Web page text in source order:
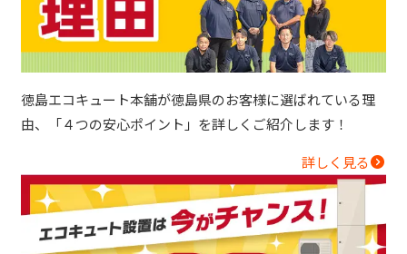
徳島エコキュート本舗が徳島県のお客様に選ばれている理
由、「４つの安心ポイント」を詳しくご紹介します！
詳しく見る